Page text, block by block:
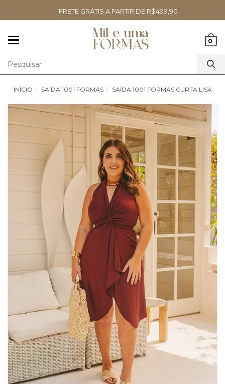
FRETE GRÁTIS A PARTIR DE R$499,90
0
INÍCIO SAÍDA 1001 FORMAS SAÍDA 1001 FORMAS CURTA LISA